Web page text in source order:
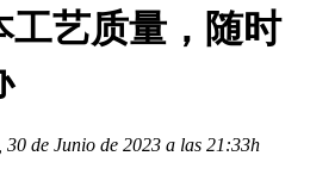
工艺质量，随时
30 de Junio de 2023 a las 21:33h